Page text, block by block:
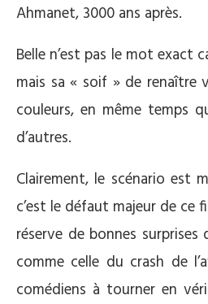
Ahmanet, 3000 ans après.
Belle n’est pas le mot exact
mais sa « soif » de renaître
couleurs, en même temps
d’autres.
Clairement, le scénario est
c’est le défaut majeur de ce
réserve de bonnes
comme celle du crash de
comédiens à tourner en